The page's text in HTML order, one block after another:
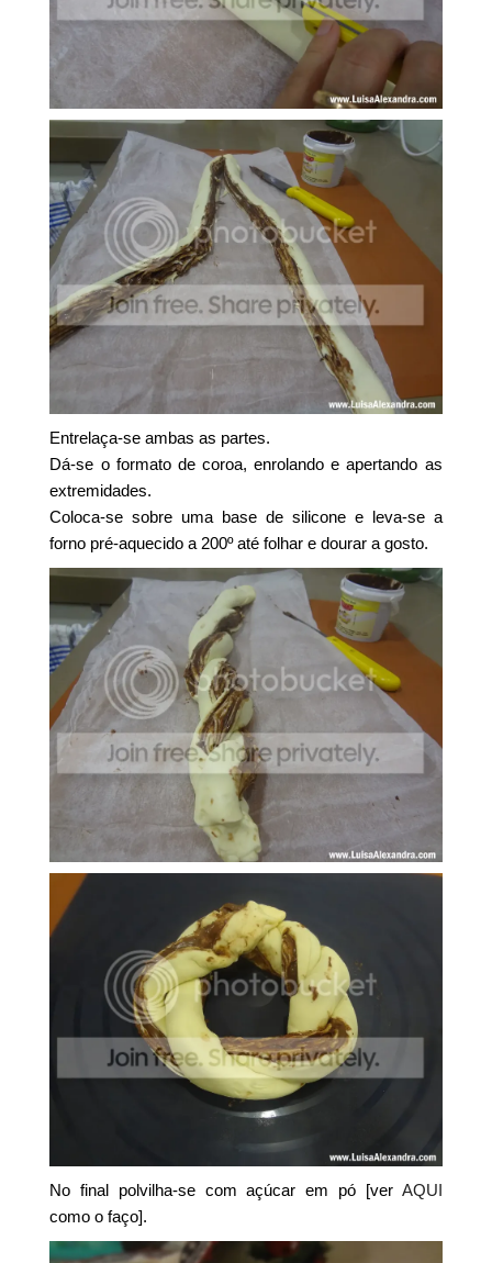
Entrelaça-se ambas as partes.
Dá-se o formato de coroa, enrolando e apertando as
extremidades.
Coloca-se sobre uma base de silicone e leva-se a
forno pré-aquecido a 200º até folhar e dourar a gosto.
No final polvilha-se com açúcar em pó [ver AQUI
como o faço].